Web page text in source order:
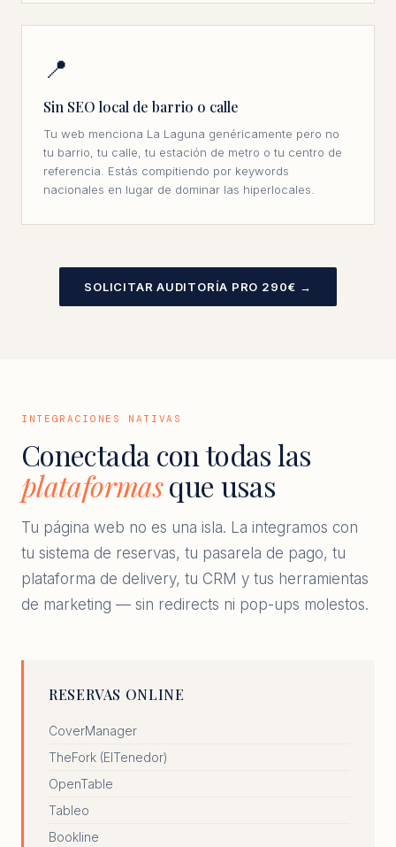
📍
Sin SEO local de barrio o calle
Tu web menciona La Laguna genéricamente pero no
tu barrio, tu calle, tu estación de metro o tu centro de
referencia. Estás compitiendo por keywords
nacionales en lugar de dominar las hiperlocales.
SOLICITAR AUDITORÍA PRO 290€ →
INTEGRACIONES NATIVAS
Conectada con todas las
plataformasque usas
Tu página web no es una isla. La integramos con
tu sistema de reservas, tu pasarela de pago, tu
plataforma de delivery, tu CRM y tus herramientas
de marketing — sin redirects ni pop-ups molestos.
RESERVAS ONLINE
CoverManager
TheFork (ElTenedor)
OpenTable
Tableo
Bookline